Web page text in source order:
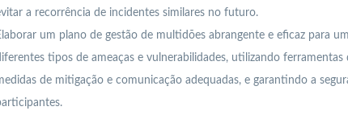
a recorrência de incidentes similares no futuro.
um plano de gestão de multidões abrangente e eficaz para
tipos de ameaças e vulnerabilidades, utilizando ferramentas
de mitigação e comunicação adequadas, e garantindo a